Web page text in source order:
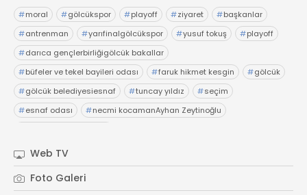
#moral #gölcükspor #playoff #ziyaret #başkanlar
#antrenman #yarıfinalgölcükspor #yusuf tokuş #playoff
#darıca gençlerbirliğigölcük bakallar
#büfeler ve tekel bayileri odası #faruk hikmet kesgin #gölcük
#gölcük belediyesiesnaf #tuncay yıldız #seçim
#esnaf odası #necmi kocamanAyhan Zeytinoğlu
Web TV
Foto Galeri